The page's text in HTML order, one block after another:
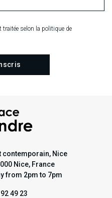
traitée selon la politique de
contemporain, Nice
Nice, France
from 2pm to 7pm
49 23